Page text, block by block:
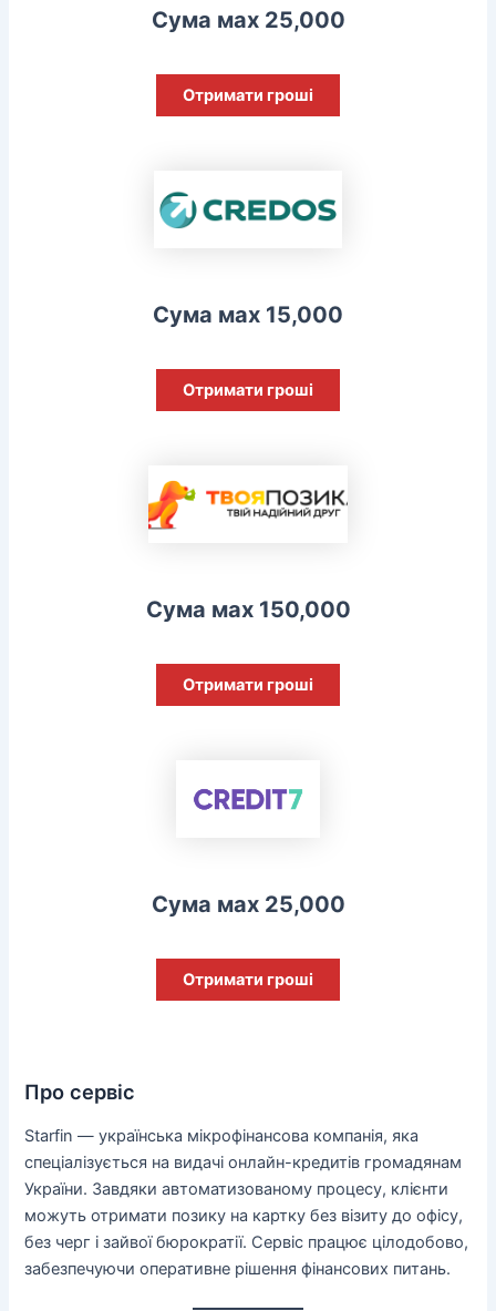
Сума мах 25,000
Отримати гроші
Сума мах 15,000
Отримати гроші
Сума мах 150,000
Отримати гроші
Сума мах 25,000
Отримати гроші
Про сервіс
Starfin — українська мікрофінансова компанія, яка
спеціалізується на видачі онлайн-кредитів громадянам
України. Завдяки автоматизованому процесу, клієнти
можуть отримати позику на картку без візиту до офісу,
без черг і зайвої бюрократії. Сервіс працює цілодобово,
забезпечуючи оперативне рішення фінансових питань.